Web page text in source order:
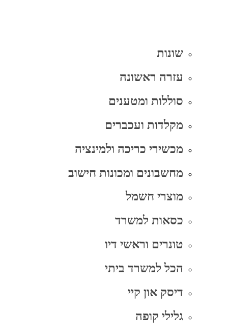
שונות
עזרה ראשונה
סוללות ומטענים
מקלדות ועכברים
מכשירי כריכה ולמינציה
מחשבונים ומכונות חישוב
מוצרי חשמל
כסאות למשרד
טונרים וראשי דיו
הכל למשרד ביתי
דיסק און קיי
גלילי קופה